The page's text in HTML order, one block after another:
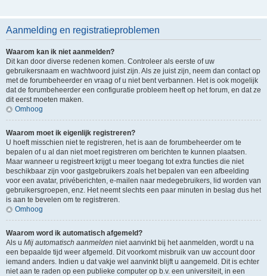
Aanmelding en registratieproblemen
Waarom kan ik niet aanmelden?
Dit kan door diverse redenen komen. Controleer als eerste of uw
gebruikersnaam en wachtwoord juist zijn. Als ze juist zijn, neem dan contact op
met de forumbeheerder en vraag of u niet bent verbannen. Het is ook mogelijk
dat de forumbeheerder een configuratie probleem heeft op het forum, en dat ze
dit eerst moeten maken.
Omhoog
Waarom moet ik eigenlijk registreren?
U hoeft misschien niet te registreren, het is aan de forumbeheerder om te
bepalen of u al dan niet moet registreren om berichten te kunnen plaatsen.
Maar wanneer u registreert krijgt u meer toegang tot extra functies die niet
beschikbaar zijn voor gastgebruikers zoals het bepalen van een afbeelding
voor een avatar, privéberichten, e-mailen naar medegebruikers, lid worden van
gebruikersgroepen, enz. Het neemt slechts een paar minuten in beslag dus het
is aan te bevelen om te registreren.
Omhoog
Waarom word ik automatisch afgemeld?
Als u Mij automatisch aanmelden niet aanvinkt bij het aanmelden, wordt u na
een bepaalde tijd weer afgemeld. Dit voorkomt misbruik van uw account door
iemand anders. Indien u dat vakje wel aanvinkt blijft u aangemeld. Dit is echter
niet aan te raden op een publieke computer op b.v. een universiteit, in een